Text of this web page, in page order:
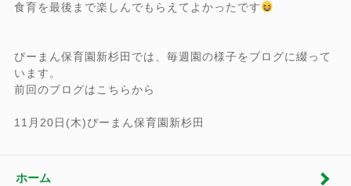
食育を最後まで楽しんでもらえてよかったです
ぴーまん保育園新杉田では、毎週園の様子をブログに綴って
います。
前回のブログはこちらから
11月20日(木)ぴーまん保育園新杉田
ホーム